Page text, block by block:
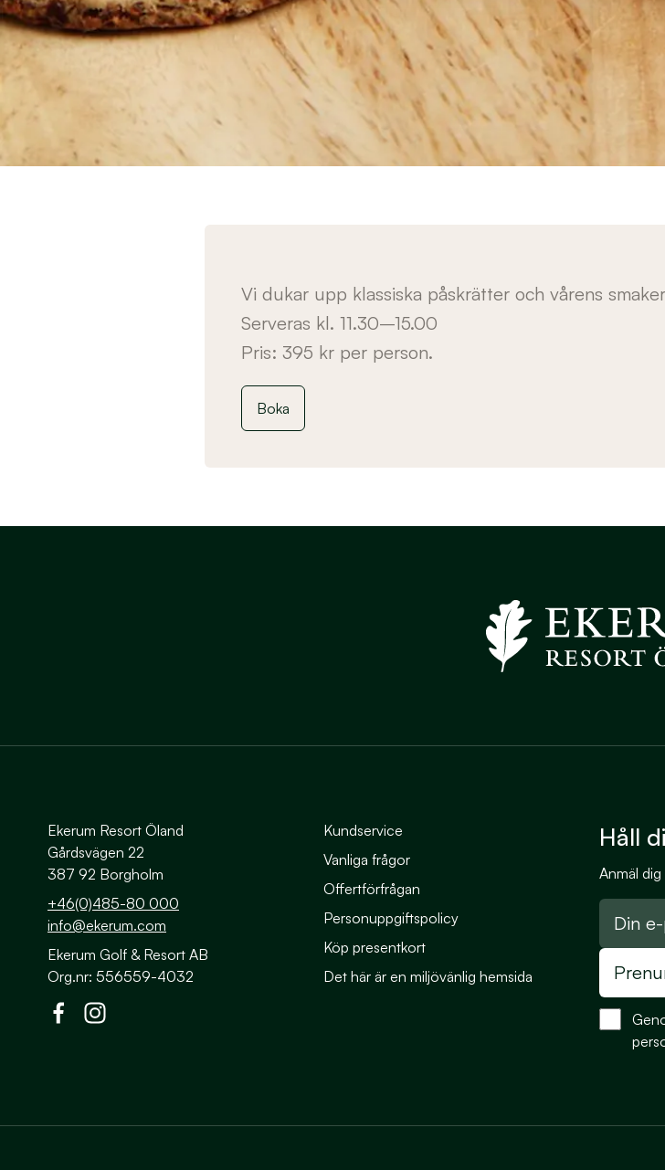
Vi dukar upp klassiska påskrätter och vårens
Serveras kl. 11.30–15.00
Pris: 395 kr per person.
Boka
Ekerum Resort Öland
Gårdsvägen 22
387 92 Borgholm
+46(0)485-80 000
info@ekerum.com
Ekerum Golf & Resort AB
Org.nr: 556559-4032
Kundservice
Vanliga frågor
Offertförfrågan
Personuppgiftspolicy
Köp presentkort
Det här är en miljövänlig hemsida
Håll
Anmäl